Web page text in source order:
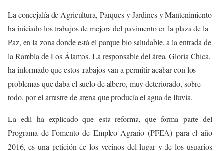
La concejalía de Agricultura, Parques y Jardines y Mantenimiento
ha iniciado los trabajos de mejora del pavimento en la plaza de la
Paz, en la zona donde está el parque bio saludable, a la entrada de
la Rambla de Los Álamos. La responsable del área, Gloria Chica,
ha informado que estos trabajos van a permitir acabar con los
problemas que daba el suelo de albero, muy deteriorado, sobre
todo, por el arrastre de arena que producía el agua de lluvia.
La edil ha explicado que esta reforma, que forma parte del
Programa de Fomento de Empleo Agrario (PFEA) para el año
2016, es una petición de los vecinos del lugar y de los usuarios